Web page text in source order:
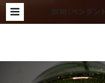
照明（ペンダン